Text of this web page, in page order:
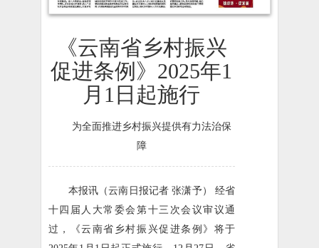
《云南省乡村振兴
促进条例》2025年1
月1日起施行
为全面推进乡村振兴提供有力法治保
障
本报讯（云南日报记者 张潇予） 经省
十四届人大常委会第十三次会议审议通
过，《云南省乡村振兴促进条例》将于